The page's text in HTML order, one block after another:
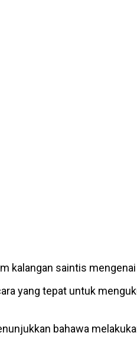
kalangan saintis
yang tepat untuk
bahawa